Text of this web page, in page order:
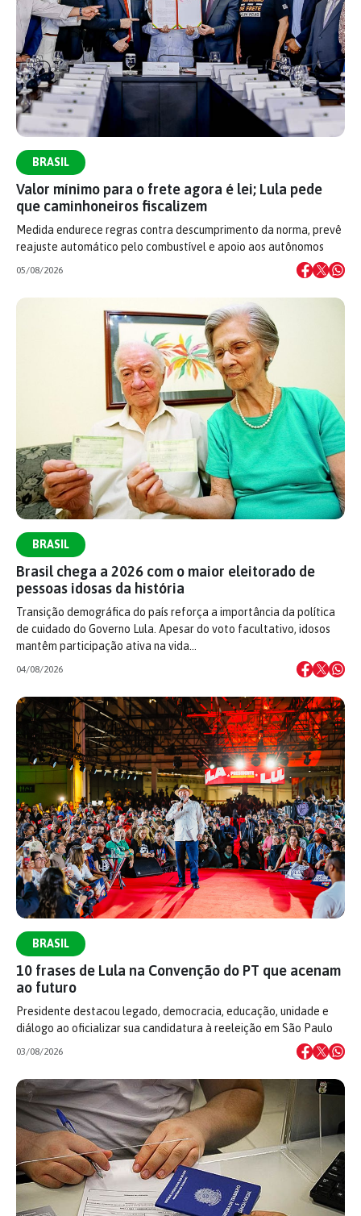
BRASIL
Valor mínimo para o frete agora é lei; Lula pede
que caminhoneiros fiscalizem
Medida endurece regras contra descumprimento da norma, prevê
reajuste automático pelo combustível e apoio aos autônomos
05/08/2026
BRASIL
Brasil chega a 2026 com o maior eleitorado de
pessoas idosas da história
Transição demográfica do país reforça a importância da política
de cuidado do Governo Lula. Apesar do voto facultativo, idosos
mantêm participação ativa na vida…
04/08/2026
BRASIL
10 frases de Lula na Convenção do PT que acenam
ao futuro
Presidente destacou legado, democracia, educação, unidade e
diálogo ao oficializar sua candidatura à reeleição em São Paulo
03/08/2026